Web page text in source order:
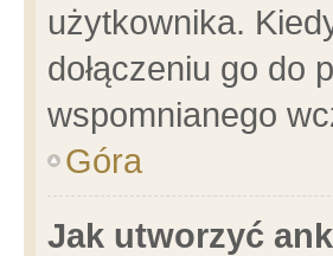
użytkownika.
dołączeniu go do
wspomnianego
Góra
Jak utworzyć